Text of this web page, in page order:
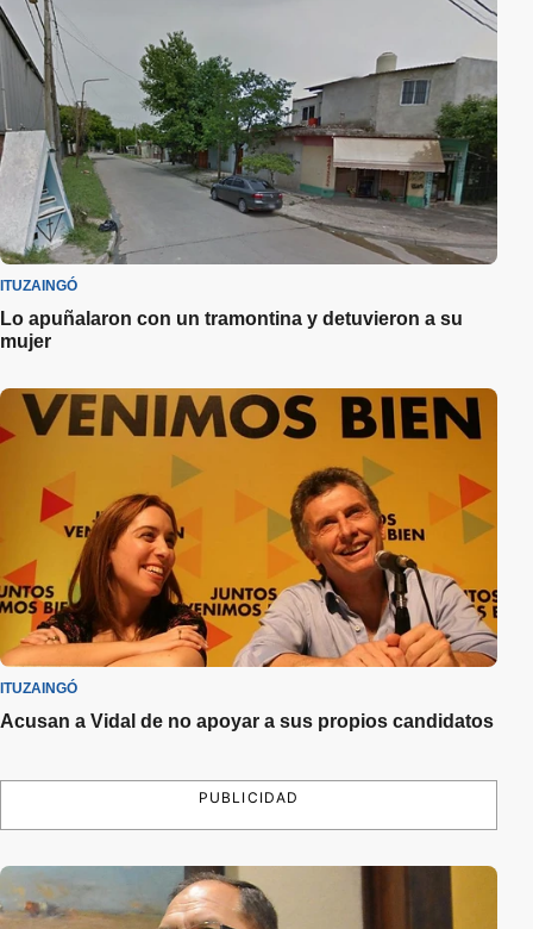
ITUZAINGÓ
Lo apuñalaron con un tramontina y detuvieron a su
mujer
ITUZAINGÓ
Acusan a Vidal de no apoyar a sus propios candidatos
PUBLICIDAD